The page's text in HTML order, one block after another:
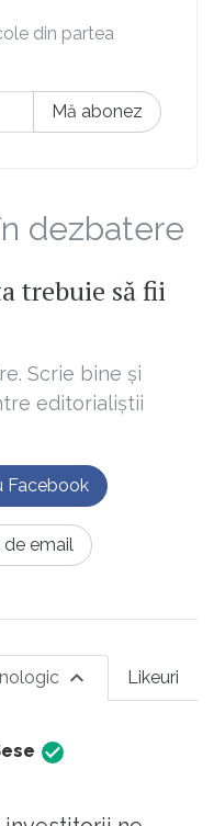
din partea
Mă abonez
dezbatere
trebuie să fii
Scrie bine și
editorialiștii
Facebook
email
Likeuri